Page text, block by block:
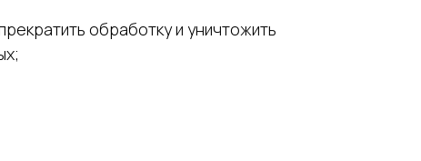
обработку и уничтожить